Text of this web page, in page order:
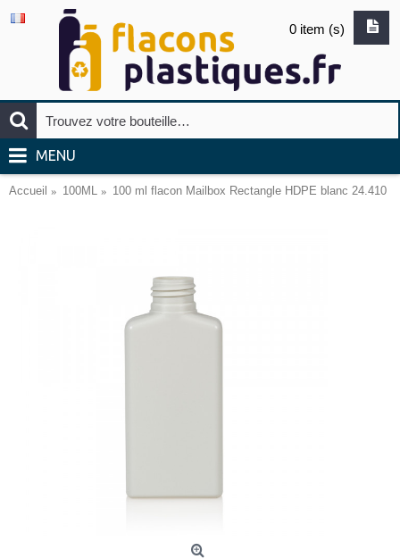
0 item (s)
MENU
Accueil 100ML 100 ml flacon Mailbox Rectangle HDPE blanc 24.410